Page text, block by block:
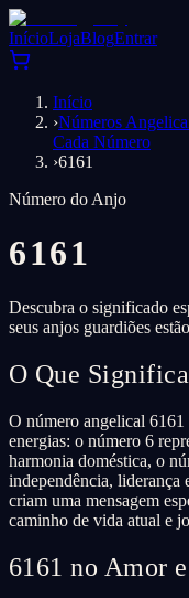
InícioLojaBlogEntrar
Início
›Números
Cada Número
›6161
Número do Anjo
6161
Descubra o significado
seus anjos guardiões
O Que
O número angelical 6161
energias: o número 6
harmonia doméstica, o
independência, liderança
criam uma mensagem
caminho de vida atual e
6161 no Amor